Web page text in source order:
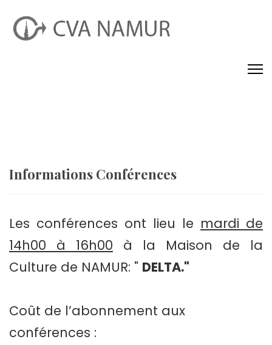
Informations Conférences
Les conférences ont lieu le mardi de
14h00 à 16h00 à la Maison de la
Culture de NAMUR: " DELTA."
Coût de l’abonnement aux
conférences :